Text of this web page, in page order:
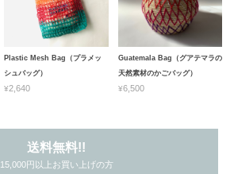
Plastic Mesh Bag（プラメッ
シュバッグ）
¥2,640
Guatemala Bag（グアテマラの
天然素材のかごバッグ）
¥6,500
送料無料!!
15,000円以上お買い上げの方